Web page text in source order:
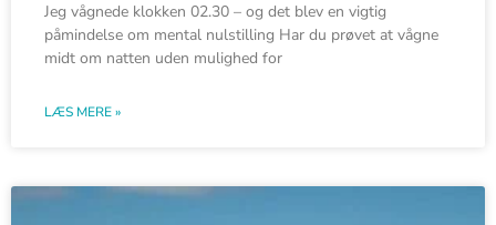
Jeg vågnede klokken 02.30 – og det blev en vigtig
påmindelse om mental nulstilling Har du prøvet at vågne
midt om natten uden mulighed for
LÆS MERE »